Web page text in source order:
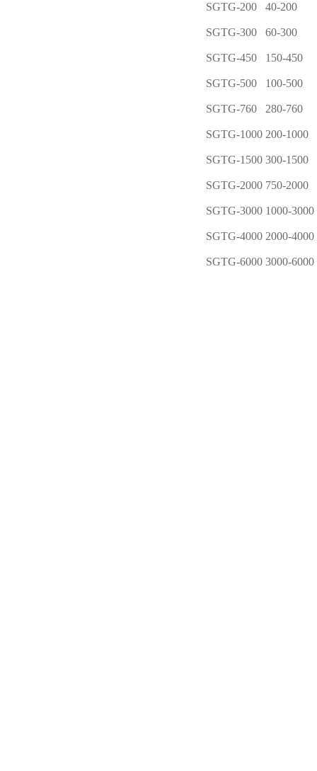
SGTG-200 40-200
SGTG-300 60-300
SGTG-450 150-450
SGTG-500 100-500
SGTG-760 280-760
SGTG-1000 200-1000
SGTG-1500 300-1500
SGTG-2000 750-2000
SGTG-3000 1000-3000
SGTG-4000 2000-4000
SGTG-6000 3000-6000